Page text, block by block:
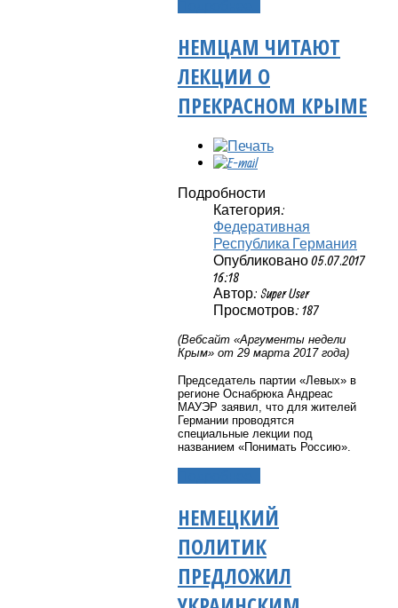
НЕМЦАМ ЧИТАЮТ
ЛЕКЦИИ О
ПРЕКРАСНОМ КРЫМЕ
Подробности
Категория:
Федеративная
Республика Германия
Опубликовано 05.07.2017
16:18
Автор: Super User
Просмотров: 187
(Вебсайт «Аргументы недели
Крым» от 29 марта 2017 года)
Председатель партии «Левых» в
регионе Оснабрюка Андреас
МАУЭР заявил, что для жителей
Германии проводятся
специальные лекции под
названием «Понимать Россию».
НЕМЕЦКИЙ
ПОЛИТИК
ПРЕДЛОЖИЛ